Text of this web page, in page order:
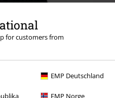
for customers from
EMP Deutschland
EMP Norge